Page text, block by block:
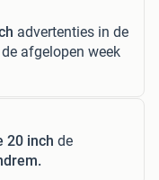
advertenties in de
afgelopen week
20 inch de